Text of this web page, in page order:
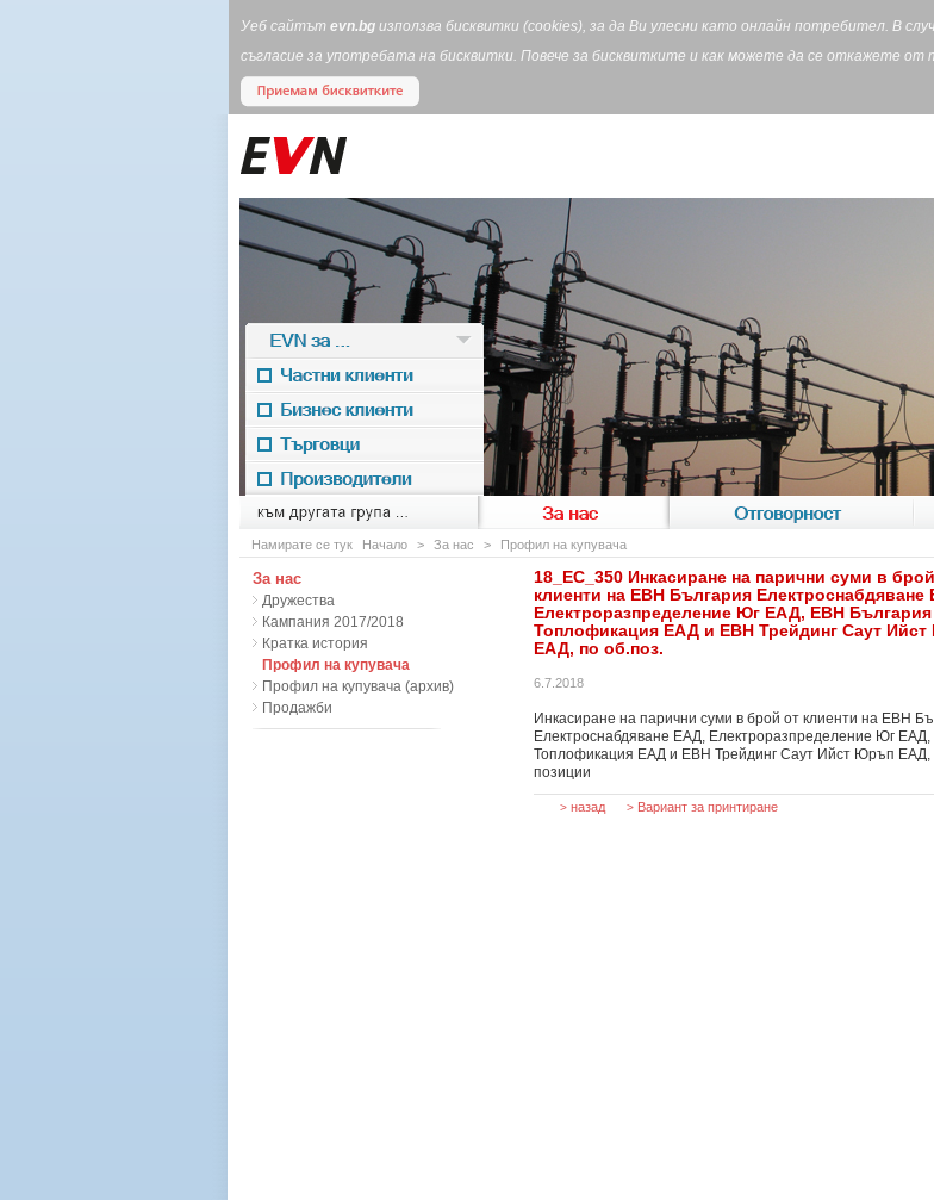
Уеб сайтът evn.bg използва бисквитки (cookies), за да Ви улесни като онлайн потребител. В
съгласие за употребата на бисквитки. Повече за бисквитките и как можете да се откажете
към другата група ... За нас Отговорност
EVN for
EVN за ...
Частни клиенти
Бизнес клиенти
Търговци
Производители
Намирате се тук Начало > За нас > Профил на купувача
18_EC_350 Инкасиране на парични суми в
клиенти на ЕВН България Електроснабдяване
Електроразпределение Юг ЕАД, ЕВН България
Топлофикация ЕАД и ЕВН Трейдинг Саут
ЕАД, по об.поз.
6.7.2018
Инкасиране на парични суми в брой от клиенти на ЕВН
Електроснабдяване ЕАД, Електроразпределение Юг
Топлофикация ЕАД и ЕВН Трейдинг Саут Ийст Юръп ЕАД,
позиции
> назад > Вариант за принтиране
За нас
Дружества
Кампания 2017/2018
Кратка история
Профил на купувача
Профил на купувача (архив)
Продажби